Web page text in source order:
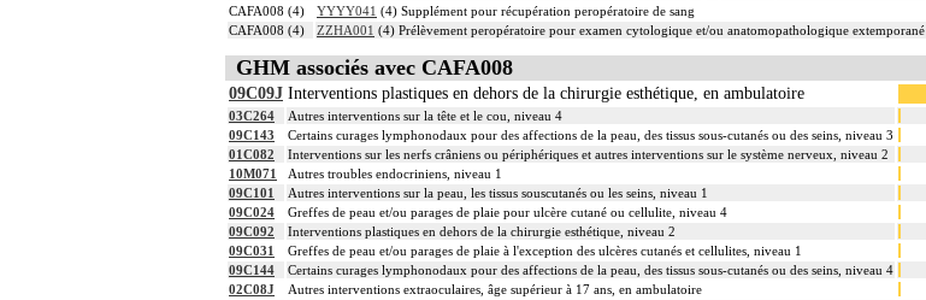
CAFA008 (4)
YYYY041 (4) Supplément pour récupération peropératoire de sang
CAFA008 (4)
ZZHA001 (4) Prélèvement peropératoire pour examen cytologique et/ou anatomopathologique extemporané
GHM associés avec CAFA008
09C09J Interventions plastiques en dehors de la chirurgie esthétique, en ambulatoire
03C264
Autres interventions sur la tête et le cou, niveau 4
09C143
Certains curages lymphonodaux pour des affections de la peau, des tissus sous-cutanés ou des seins, niveau 3
01C082
Interventions sur les nerfs crâniens ou périphériques et autres interventions sur le système nerveux, niveau 2
10M071
Autres troubles endocriniens, niveau 1
09C101
Autres interventions sur la peau, les tissus souscutanés ou les seins, niveau 1
09C024
Greffes de peau et/ou parages de plaie pour ulcère cutané ou cellulite, niveau 4
09C092
Interventions plastiques en dehors de la chirurgie esthétique, niveau 2
09C031
Greffes de peau et/ou parages de plaie à l'exception des ulcères cutanés et cellulites, niveau 1
09C144
Certains curages lymphonodaux pour des affections de la peau, des tissus sous-cutanés ou des seins, niveau 4
02C08J
Autres interventions extraoculaires, âge supérieur à 17 ans, en ambulatoire